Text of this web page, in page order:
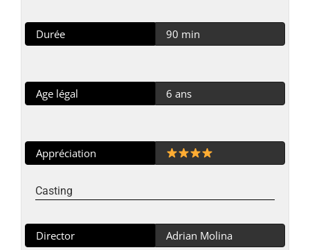
Durée 90 min
Age légal 6 ans
Appréciation
Casting
Director Adrian Molina